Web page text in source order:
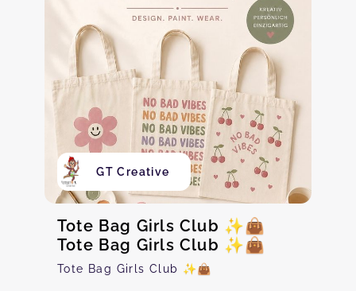
GT Creative
Tote Bag Girls Club ✨👜
Tote Bag Girls Club ✨👜
Tote Bag Girls Club ✨👜